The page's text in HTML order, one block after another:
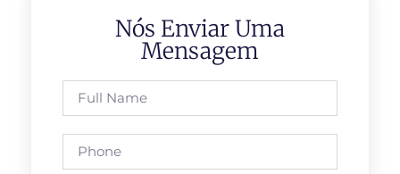
Nós Enviar Uma
Mensagem